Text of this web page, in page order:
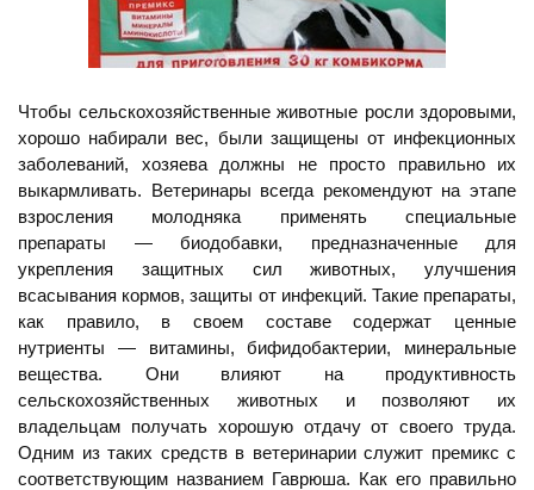
Чтобы сельскохозяйственные животные росли здоровыми,
хорошо набирали вес, были защищены от инфекционных
заболеваний, хозяева должны не просто правильно их
выкармливать. Ветеринары всегда рекомендуют на этапе
взросления молодняка применять специальные
препараты — биодобавки, предназначенные для
укрепления защитных сил животных, улучшения
всасывания кормов, защиты от инфекций. Такие препараты,
как правило, в своем составе содержат ценные
нутриенты — витамины, бифидобактерии, минеральные
вещества. Они влияют на продуктивность
сельскохозяйственных животных и позволяют их
владельцам получать хорошую отдачу от своего труда.
Одним из таких средств в ветеринарии служит премикс с
соответствующим названием Гаврюша. Как его правильно